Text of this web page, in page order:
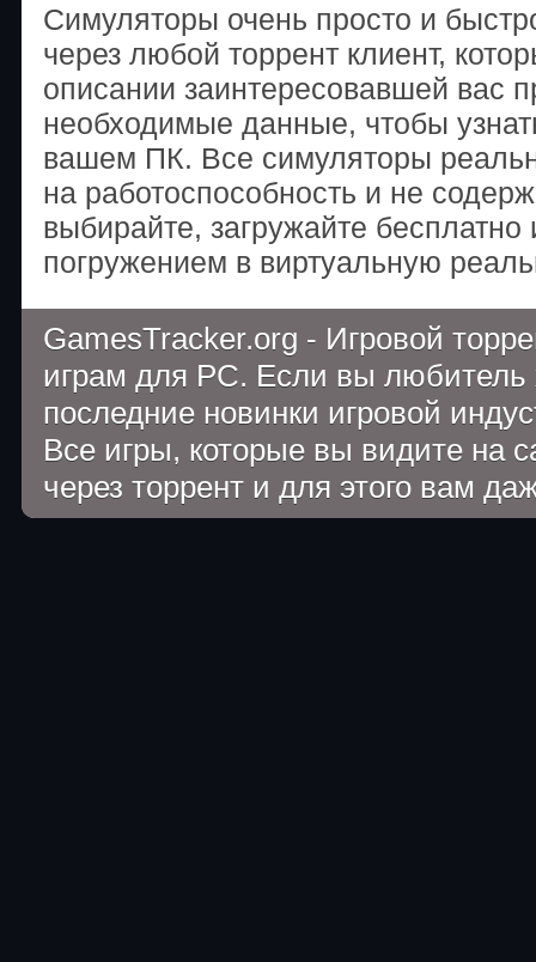
Симуляторы очень просто и
через любой торрент клиент,
описании заинтересовавшей вас
необходимые данные, чтобы
вашем ПК. Все симуляторы
на работоспособность и не
выбирайте, загружайте
погружением в виртуальную
GamesTracker.org - Игровой
играм для PC. Если вы
последние новинки игровой
Все игры, которые вы видите на
через торрент и для этого вам